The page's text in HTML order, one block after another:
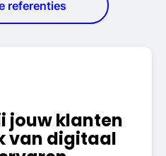
referenties
jouw klanten
van digitaal